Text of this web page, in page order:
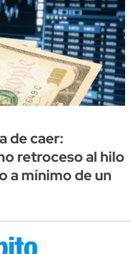
de caer:
retroceso al hilo
a mínimo de un